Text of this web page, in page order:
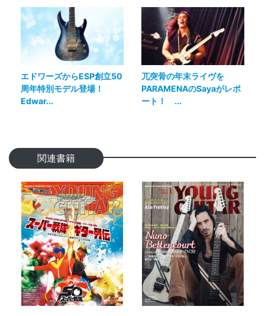
エドワーズからESP創立50
周年特別モデル登場！
Edwar...
兀突骨の年末ライヴを
PARAMENAのSayaがレポ
ート！ ...
関連書籍